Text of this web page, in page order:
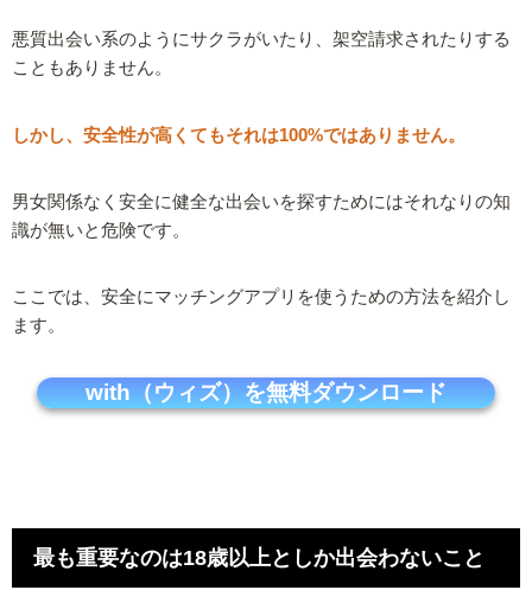
悪質出会い系のようにサクラがいたり、架空請求されたりする
こともありません。
しかし、安全性が高くてもそれは100%ではありません。
男女関係なく安全に健全な出会いを探すためにはそれなりの知
識が無いと危険です。
ここでは、安全にマッチングアプリを使うための方法を紹介し
ます。
with（ウィズ）を無料ダウンロード
最も重要なのは18歳以上としか出会わないこと